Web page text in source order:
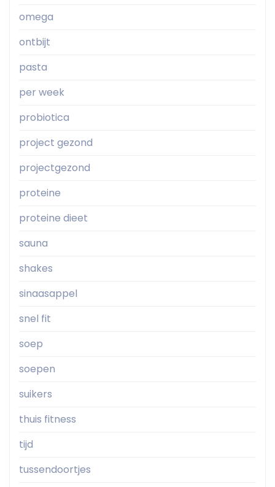
omega
ontbijt
pasta
per week
probiotica
project gezond
projectgezond
proteine
proteine dieet
sauna
shakes
sinaasappel
snel fit
soep
soepen
suikers
thuis fitness
tijd
tussendoortjes